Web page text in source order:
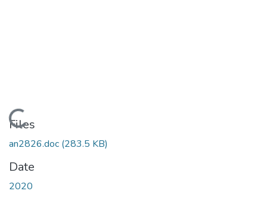
Files
an2826.doc (283.5 KB)
Date
2020